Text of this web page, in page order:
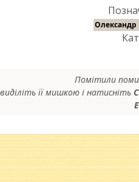
Помітили
її мишкою і натисніть